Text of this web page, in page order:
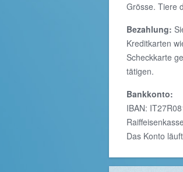
Grösse. Tiere
Bezahlung:
Kreditkarten
Scheckkarte
tätigen.
Bankkonto:
IBAN:
Das Konto